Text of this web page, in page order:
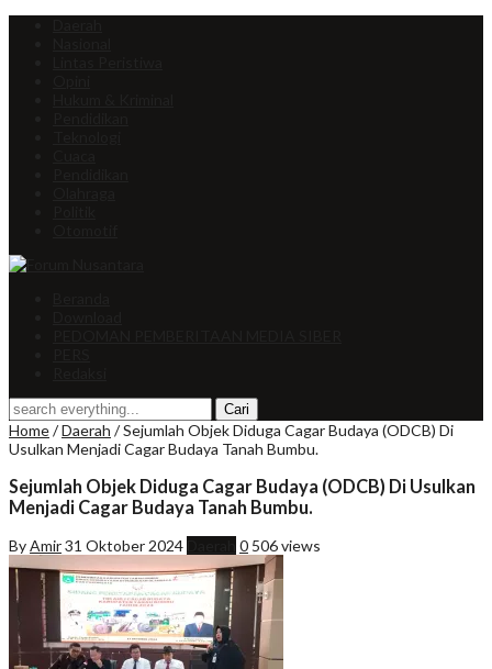
Home/Daerah /Sejumlah Objek Diduga Cagar Budaya (ODCB) Di
Usulkan Menjadi Cagar Budaya Tanah Bumbu.
Sejumlah Objek Diduga Cagar Budaya (ODCB) Di Usulkan
Menjadi Cagar Budaya Tanah Bumbu.
ByAmir31 Oktober 2024 0 506 views